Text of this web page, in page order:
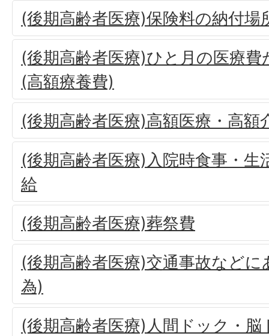
(後期高齢者医療)保険料の納付場
(後期高齢者医療)ひと月の医療
(高額療養費)
(後期高齢者医療)高額医療・高額
(後期高齢者医療)入院時食事・生
給
(後期高齢者医療)葬祭費
(後期高齢者医療)交通事故など
為)
(後期高齢者医療)人間ドック・